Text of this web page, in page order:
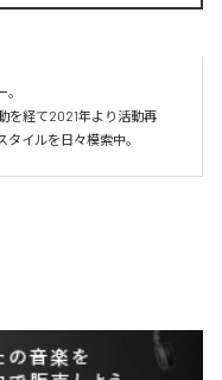
を経て2021年より活動再
イルを日々模索中。